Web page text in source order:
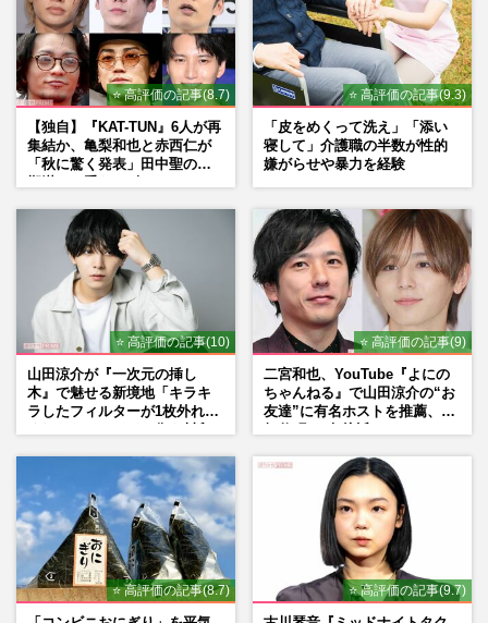
⭐ 高評価の記事(8.7)
【独自】『KAT-TUN』6人が再
集結か、亀梨和也と赤西仁が
「秋に驚く発表」田中聖の刑
⭐ 高評価の記事(9.3)
「皮をめくって洗え」「添い
寝して」介護職の半数が性的
嫌がらせや暴力を経験
⭐ 高評価の記事(10)
山田涼介が『一次元の挿し
木』で魅せる新境地「キラキ
ラしたフィルターが1枚外れて
⭐ 高評価の記事(9)
二宮和也、YouTube『よにの
ちゃんねる』で山田涼介の“お
友達”に有名ホストを推薦、歌
⭐ 高評価の記事(8.7) ⭐ 高評価の記事(9.7)